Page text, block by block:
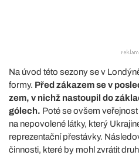
Na úvod této sezony se v
formy. Před zákazem se v
zem, v nichž nastoupil do
gólech. Poté se ovšem
na nepovolené látky, který
reprezentační přestávky.
činnosti, které by mohl zvrátit